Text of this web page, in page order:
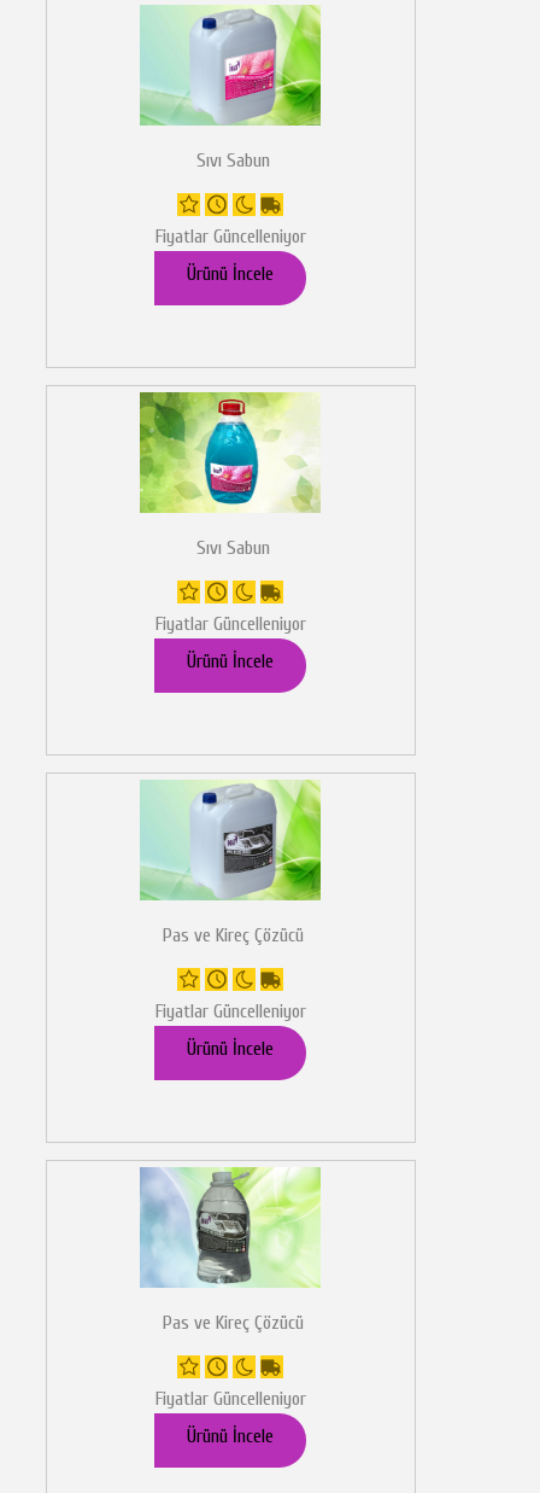
Sıvı Sabun
Fiyatlar Güncelleniyor
Ürünü İncele
Sıvı Sabun
Fiyatlar Güncelleniyor
Ürünü İncele
Pas ve Kireç Çözücü
Fiyatlar Güncelleniyor
Ürünü İncele
Pas ve Kireç Çözücü
Fiyatlar Güncelleniyor
Ürünü İncele